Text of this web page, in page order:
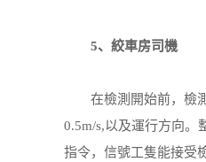
5、絞車房司機
在檢測開始前，檢測
0.5m/s,以及運行方向。
指令，信號工隻能接受